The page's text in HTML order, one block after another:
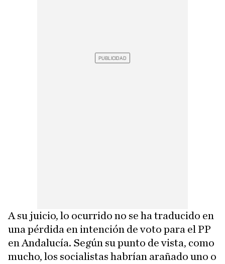
A su juicio, lo ocurrido no se ha traducido en
una pérdida en intención de voto para el PP
en Andalucía. Según su punto de vista, como
mucho, los socialistas habrían arañado uno o